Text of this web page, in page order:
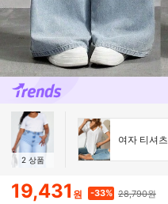
2 상품
여자 티셔츠
19,431 원 -33% 28,790원